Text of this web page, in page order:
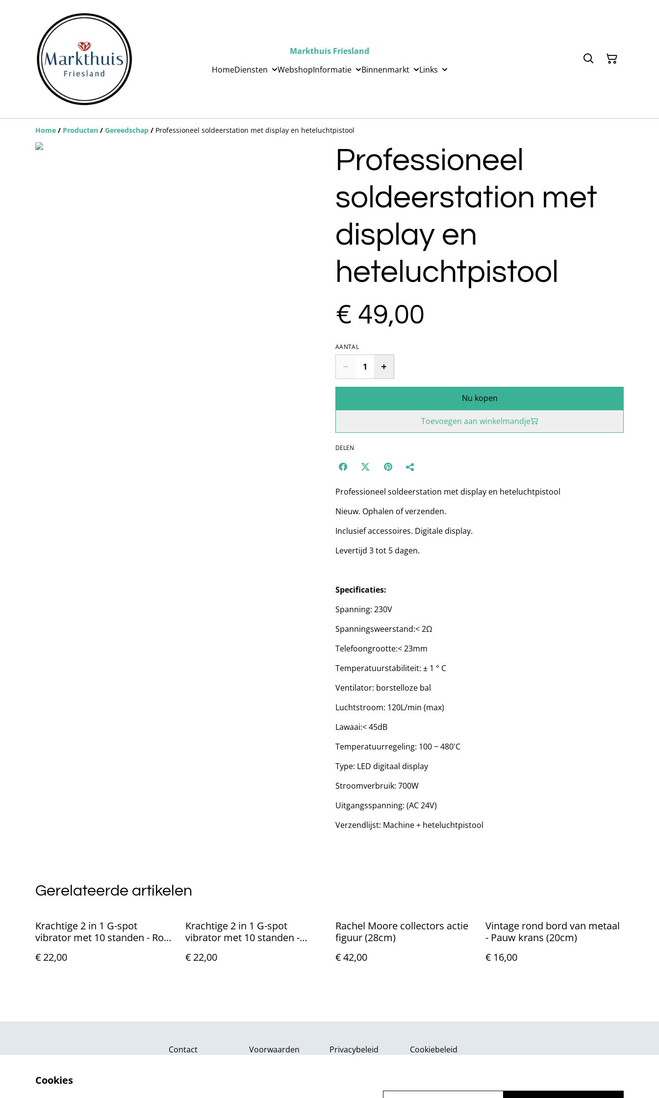
Markthuis Friesland
HomeDiensten WebshopInformatie Binnenmarkt Links
Home / Producten / Gereedschap / Professioneel soldeerstation met display en heteluchtpistool
Professioneel
soldeerstation met
display en
heteluchtpistool
€ 49,00
AANTAL
Nu kopen
Toevoegen aan winkelmandje
DELEN
Professioneel soldeerstation met display en heteluchtpistool
Nieuw. Ophalen of verzenden.
Inclusief accessoires. Digitale display.
Levertijd 3 tot 5 dagen.
Specificaties:
Spanning: 230V
Spanningsweerstand:< 2Ω
Telefoongrootte:< 23mm
Temperatuurstabiliteit: ± 1 ° C
Ventilator: borstelloze bal
Luchtstroom: 120L/min (max)
Lawaai:< 45dB
Temperatuurregeling: 100 ~ 480'C
Type: LED digitaal display
Stroomverbruik: 700W
Uitgangsspanning: (AC 24V)
Verzendlijst: Machine + heteluchtpistool
Gerelateerde artikelen
Krachtige 2 in 1 G-spot
vibrator met 10 standen - Roze
€ 22,00
Krachtige 2 in 1 G-spot
vibrator met 10 standen -
€ 22,00
Rachel Moore collectors actie
figuur (28cm)
€ 42,00
Vintage rond bord van metaal
- Pauw krans (20cm)
€ 16,00
Contact Voorwaarden Privacybeleid Cookiebeleid
Cookies